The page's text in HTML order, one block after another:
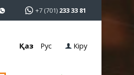
+7 (701) 233 33 81
Қаз Рус Кіру